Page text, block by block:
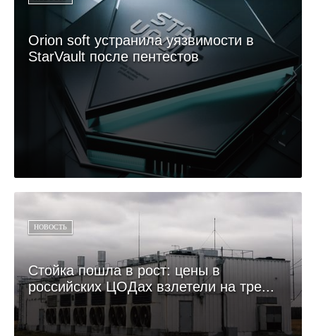
Orion soft устранила уязвимости в
StarVault после пентестов
НОВОСТЬ
Стойка пошла в рост: цены в
российских ЦОДах взлетели на тре...